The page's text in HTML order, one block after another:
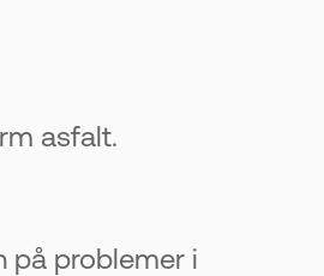
asfalt.
på problemer i